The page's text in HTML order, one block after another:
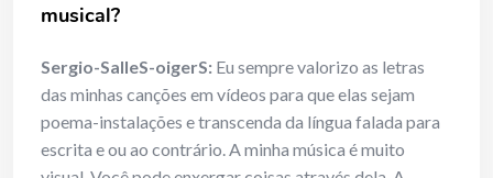
musical?
Sergio-SalleS-oigerS: Eu sempre valorizo as letras
das minhas canções em vídeos para que elas sejam
poema-instalações e transcenda da língua falada para
escrita e ou ao contrário. A minha música é muito